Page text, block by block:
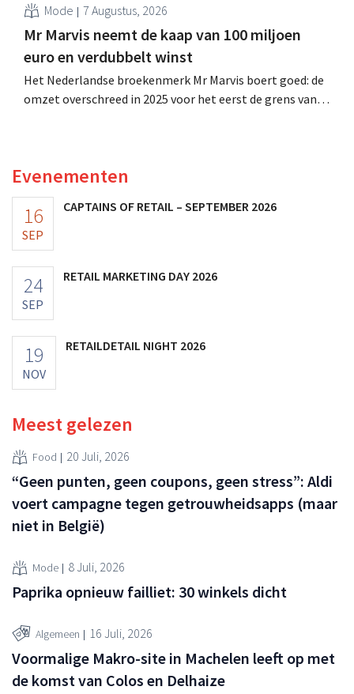
Mode 7 Augustus, 2026
Mr Marvis neemt de kaap van 100 miljoen
euro en verdubbelt winst
Het Nederlandse broekenmerk Mr Marvis boert goed: de
omzet overschreed in 2025 voor het eerst de grens van
Evenementen
16
SEP
CAPTAINS OF RETAIL – SEPTEMBER 2026
24
SEP
RETAIL MARKETING DAY 2026
19
NOV
RETAILDETAIL NIGHT 2026
Meest gelezen
Food 20 Juli, 2026
“Geen punten, geen coupons, geen stress”: Aldi
voert campagne tegen getrouwheidsapps (maar
niet in België)
Mode 8 Juli, 2026
Paprika opnieuw failliet: 30 winkels dicht
Algemeen 16 Juli, 2026
Voormalige Makro-site in Machelen leeft op met
de komst van Colos en Delhaize